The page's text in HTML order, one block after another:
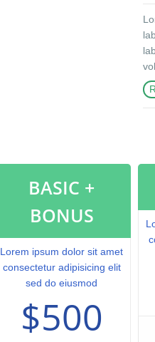
BASIC +
BONUS
Lorem ipsum dolor sit amet
consectetur adipisicing elit
sed do eiusmod
$500